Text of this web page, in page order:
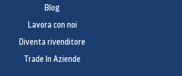
Blog
Lavora con noi
Diventa rivenditore
Trade In Aziende